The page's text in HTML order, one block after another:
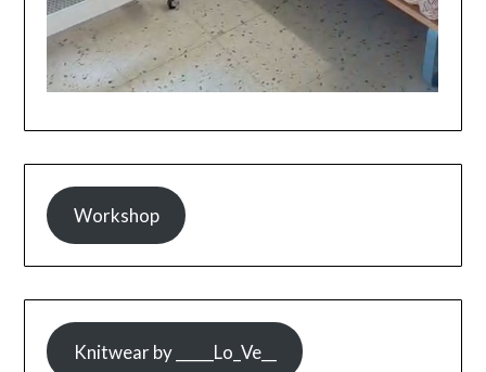
Workshop
Knitwear by _____Lo_Ve__